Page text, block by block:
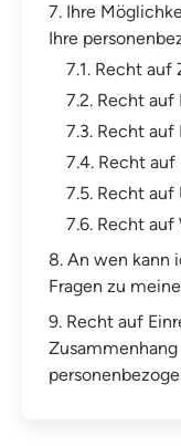
7. Ihre
Ihre
7.1. Recht auf
7.2. Recht
7.3. Recht auf
7.4. Recht auf
7.5. Recht auf
7.6. Recht auf
8. An wen kann
Fragen zu
9. Recht auf